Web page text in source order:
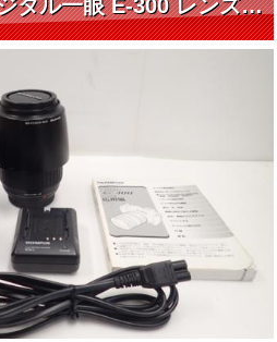
OLYMPUS デジタル一眼 E-300 レンズ2本セット